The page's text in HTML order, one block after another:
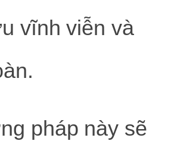
vĩnh viễn và
pháp này sẽ